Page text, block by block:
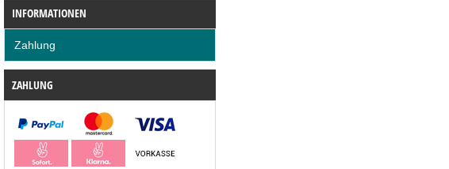
INFORMATIONEN
Zahlung
ZAHLUNG